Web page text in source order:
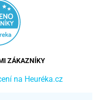
ZÁKAZNÍKY
na Heuréka.cz